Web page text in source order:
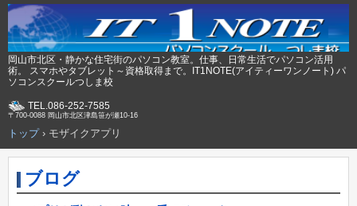
岡山市北区・静かな住宅街のパソコン教室。仕事、日常生活でパソコン活用
術。 スマホやタブレット～資格取得まで。IT1NOTE(アイティーワンノート) パ
ソコンスクールつしま校
TEL.086-252-7585
〒700-0088 岡山市北区津島笹が瀬10-16
トップ› モザイクアプリ
ブログ